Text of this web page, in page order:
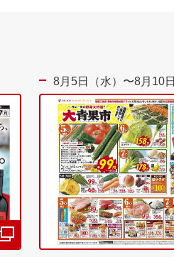
8月5日（水）〜8月10